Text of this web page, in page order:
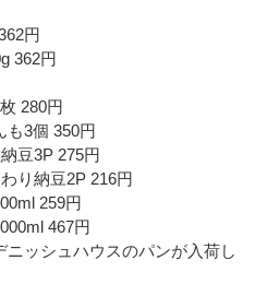
円
362円
280円
3個 350円
豆3P 275円
り納豆2P 216円
259円
467円
ッシュハウスのパンが入荷し